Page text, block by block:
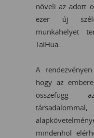
növeli az adott
ezer új
munkahelyet
TaiHua.
A
hogy az
összefügg
mindenhol